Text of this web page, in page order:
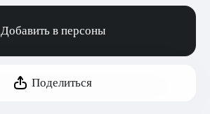
Добавить в персоны
Поделиться